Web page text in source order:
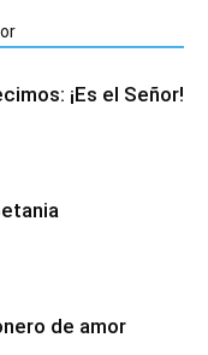
¡Es el Señor!
de amor